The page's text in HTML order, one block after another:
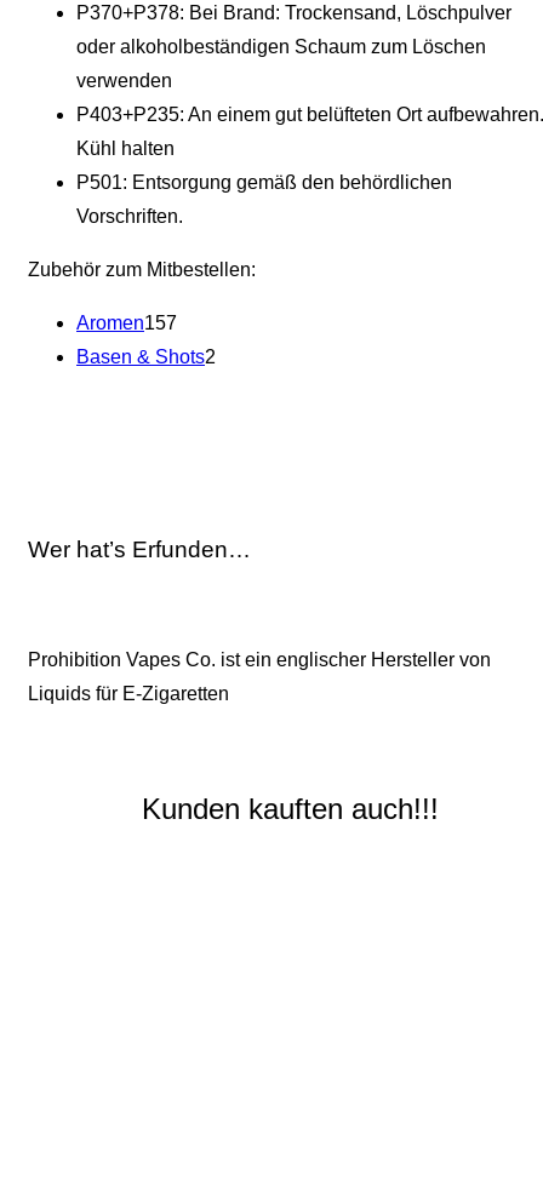
P370+P378: Bei Brand: Trockensand, Löschpulver
oder alkoholbeständigen Schaum zum Löschen
verwenden
P403+P235: An einem gut belüfteten Ort aufbewahren.
Kühl halten
P501: Entsorgung gemäß den behördlichen
Vorschriften.
Zubehör zum Mitbestellen:
Aromen157
Basen & Shots2
Wer hat’s Erfunden…
Prohibition Vapes Co. ist ein englischer Hersteller von
Liquids für E-Zigaretten
Kunden kauften auch!!!